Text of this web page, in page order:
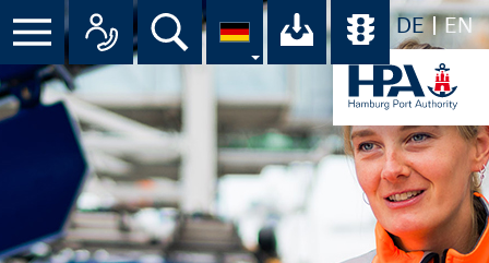
DE EN
Suche Ihr Download-